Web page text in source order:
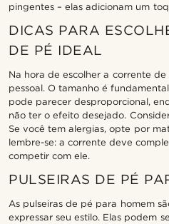
pingentes – elas adicionam um
DICAS PARA
DE PÉ IDEAL
Na hora de escolher a corrente de
pessoal. O tamanho é
pode parecer desproporcional,
não ter o efeito desejado.
Se você tem alergias, opte por
lembre-se: a corrente deve
competir com ele.
PULSEIRAS DE PÉ
As pulseiras de pé para homem
expressar seu estilo. Elas podem